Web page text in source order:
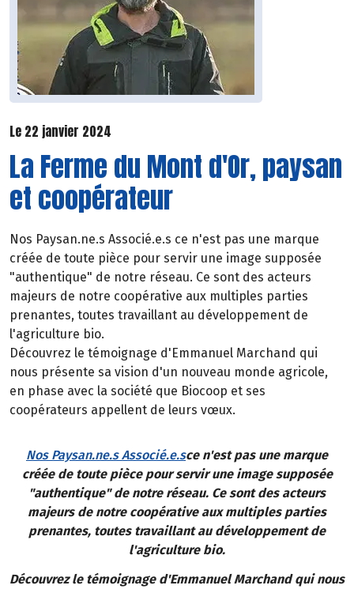
Le 22 janvier 2024
La Ferme du Mont d'Or, paysan
et coopérateur
Nos Paysan.ne.s Associé.e.s ce n'est pas une marque
créée de toute pièce pour servir une image supposée
"authentique" de notre réseau. Ce sont des acteurs
majeurs de notre coopérative aux multiples parties
prenantes, toutes travaillant au développement de
l'agriculture bio.
Découvrez le témoignage d'Emmanuel Marchand qui
nous présente sa vision d'un nouveau monde agricole,
en phase avec la société que Biocoop et ses
coopérateurs appellent de leurs vœux.
Nos Paysan.ne.s Associé.e.sce n'est pas une marque
créée de toute pièce pour servir une image supposée
"authentique" de notre réseau. Ce sont des acteurs
majeurs de notre coopérative aux multiples parties
prenantes, toutes travaillant au développement de
l'agriculture bio.
Découvrez le témoignage d'Emmanuel Marchand qui nous